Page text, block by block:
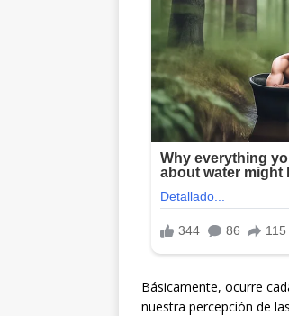
Básicamente, ocurre
nuestra percepción de